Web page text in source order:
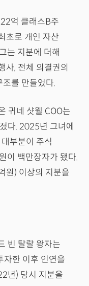
억 클래스B주
초로 개인 자산
는 지분에 더해
사, 전체 의결권의
를 만들었다.
귀네 샷웰 COO는
다. 2025년 그녀에
부분이 주식
이 백만장자가 됐다.
원) 이상의 지분을
빈 탈랄 왕자는
자한 이후 인연을
년) 당시 지분을